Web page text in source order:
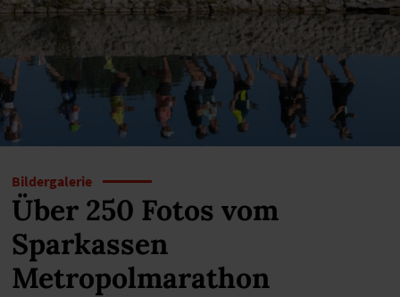
Bildergalerie
Über 250 Fotos vom
Sparkassen
Metropolmarathon